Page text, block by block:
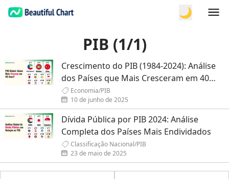
🌙
PIB (1/1)
Crescimento do PIB (1984-2024): Análise
dos Países que Mais Cresceram em 40
AnosEconomia/PIB
10 de junho de 2025
Dívida Pública por PIB 2024: Análise
Completa dos Países Mais Endividados
Classificação Nacional/PIB
23 de maio de 2025